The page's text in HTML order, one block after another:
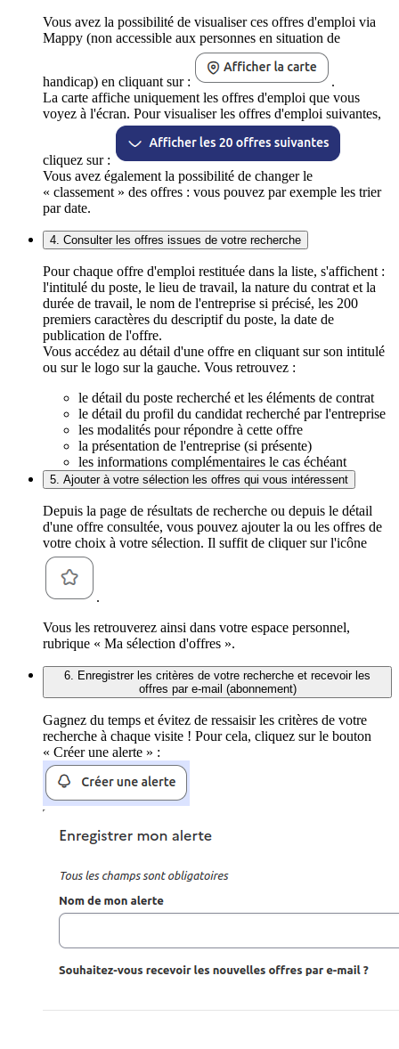
Vous avez la possibilité de visualiser ces offres d'emploi via
Mappy (non accessible aux personnes en situation de
handicap) en cliquant sur :
.
La carte affiche uniquement les offres d'emploi que vous
voyez à l'écran. Pour visualiser les offres d'emploi suivantes,
cliquez sur :
Vous avez également la possibilité de changer le
« classement » des offres : vous pouvez par exemple les trier
par date.
4. Consulter les offres issues de votre recherche
Pour chaque offre d'emploi restituée dans la liste, s'affichent :
l'intitulé du poste, le lieu de travail, la nature du contrat et la
durée de travail, le nom de l'entreprise si précisé, les 200
premiers caractères du descriptif du poste, la date de
publication de l'offre.
Vous accédez au détail d'une offre en cliquant sur son intitulé
ou sur le logo sur la gauche. Vous retrouvez :
le détail du poste recherché et les éléments de contrat
le détail du profil du candidat recherché par l'entreprise
les modalités pour répondre à cette offre
la présentation de l'entreprise (si présente)
les informations complémentaires le cas échéant
5. Ajouter à votre sélection les offres qui vous intéressent
Depuis la page de résultats de recherche ou depuis le détail
d'une offre consultée, vous pouvez ajouter la ou les offres de
votre choix à votre sélection. Il suffit de cliquer sur l'icône
.
Vous les retrouverez ainsi dans votre espace personnel,
rubrique « Ma sélection d'offres ».
6. Enregistrer les critères de votre recherche et recevoir les
offres par e-mail (abonnement)
Gagnez du temps et évitez de ressaisir les critères de votre
recherche à chaque visite ! Pour cela, cliquez sur le bouton
« Créer une alerte » :